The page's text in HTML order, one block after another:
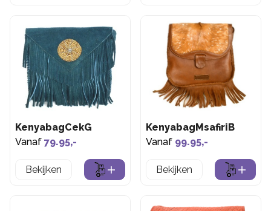
KenyabagCekG
Vanaf 79.95,-
Bekijken
KenyabagMsafiriB
Vanaf 99.95,-
Bekijken